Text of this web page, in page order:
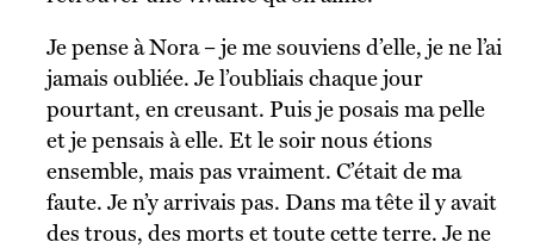
Je pense à Nora – je me souviens d’elle, je ne l’ai
jamais oubliée. Je l’oubliais chaque jour
pourtant, en creusant. Puis je posais ma pelle
et je pensais à elle. Et le soir nous étions
ensemble, mais pas vraiment. C’était de ma
faute. Je n’y arrivais pas. Dans ma tête il y avait
des trous, des morts et toute cette terre. Je ne